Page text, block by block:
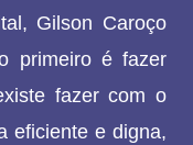
Gilson Caroço
primeiro é fazer
fazer com o
eficiente e digna,